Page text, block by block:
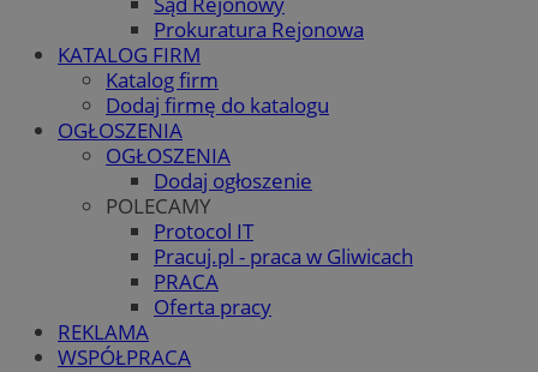
Prokuratura Rejonowa
KATALOG FIRM
Katalog firm
Dodaj firmę do katalogu
OGŁOSZENIA
OGŁOSZENIA
Dodaj ogłoszenie
POLECAMY
Protocol IT
Pracuj.pl - praca w Gliwicach
PRACA
Oferta pracy
REKLAMA
WSPÓŁPRACA